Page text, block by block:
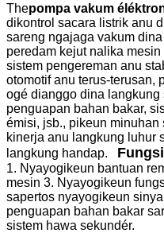
Thepompa vakum
dikontrol sacara listrik anu
sareng ngajaga vakum
peredam kejut nalika
sistem pengereman anu
otomotif anu terus-terusan,
ogé dianggo dina
penguapan bahan bakar,
émisi, jsb., pikeun
kinerja anu langkung luhur
langkung handap.
1. Nyayogikeun bantuan
mesin 3. Nyayogikeun
sapertos nyayogikeun
penguapan bahan bakar
sistem hawa sekundér.